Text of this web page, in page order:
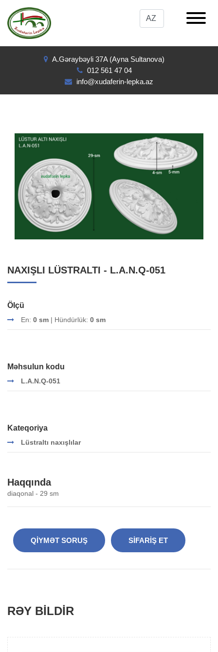
A.Gəraybəyli 37A (Ayna Sultanova)
012 561 47 04
info@xudaferin-lepka.az
NAXIŞLI LÜSTRALTI - L.A.N.Q-051
Ölçü
En: 0 sm | Hündürlük: 0 sm
Məhsulun kodu
L.A.N.Q-051
Kateqoriya
Lüstraltı naxışlılar
Haqqında
diaqonal - 29 sm
QIYMƏT SORUŞ SIFARIŞ ET
RƏY BILDIR